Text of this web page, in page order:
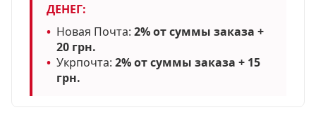
ДЕНЕГ:
• Новая Почта: 2% от суммы заказа +
20 грн.
• Укрпочта: 2% от суммы заказа + 15
грн.